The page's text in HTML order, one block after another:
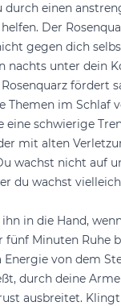
durch einen
Der
gegen dich
nachts unter dein
fördert
Themen im Schlaf
eine schwierige
mit alten
wachst nicht auf
du wachst
in die Hand,
fünf Minuten Ruhe
Energie von dem
durch deine
ausbreitet.